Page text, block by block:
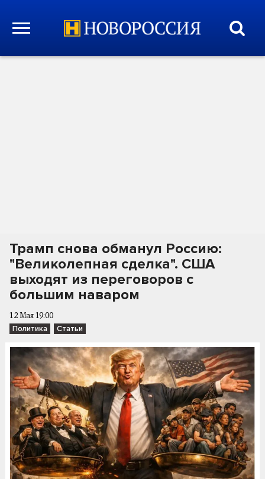
Трамп снова обманул Россию:
"Великолепная сделка". США
выходят из переговоров с
большим наваром
12 Мая 19:00
Политика Статьи